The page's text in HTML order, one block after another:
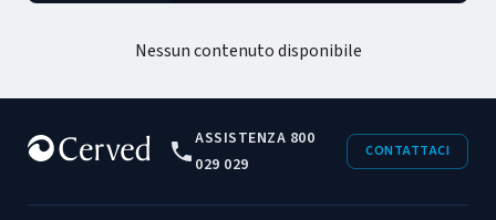
Nessun contenuto disponibile
ASSISTENZA 800
029 029
CONTATTACI